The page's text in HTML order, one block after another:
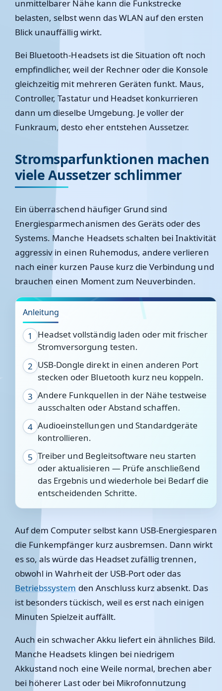
unmittelbarer Nähe kann die Funkstrecke
belasten, selbst wenn das WLAN auf den ersten
Blick unauffällig wirkt.
Bei Bluetooth-Headsets ist die Situation oft noch
empfindlicher, weil der Rechner oder die Konsole
gleichzeitig mit mehreren Geräten funkt. Maus,
Controller, Tastatur und Headset konkurrieren
dann um dieselbe Umgebung. Je voller der
Funkraum, desto eher entstehen Aussetzer.
Stromsparfunktionen machen
viele Aussetzer schlimmer
Ein überraschend häufiger Grund sind
Energiesparmechanismen des Geräts oder des
Systems. Manche Headsets schalten bei Inaktivität
aggressiv in einen Ruhemodus, andere verlieren
nach einer kurzen Pause kurz die Verbindung und
brauchen einen Moment zum Neuverbinden.
Anleitung
1
Headset vollständig laden oder mit frischer
Stromversorgung testen.
2 USB-Dongle direkt in einen anderen Port
stecken oder Bluetooth kurz neu koppeln.
3 Andere Funkquellen in der Nähe testweise
ausschalten oder Abstand schaffen.
4 Audioeinstellungen und Standardgeräte
kontrollieren.
5 Treiber und Begleitsoftware neu starten
oder aktualisieren — Prüfe anschließend
das Ergebnis und wiederhole bei Bedarf die
entscheidenden Schritte.
Auf dem Computer selbst kann USB-Energiesparen
die Funkempfänger kurz ausbremsen. Dann wirkt
es so, als würde das Headset zufällig trennen,
obwohl in Wahrheit der USB-Port oder das
Betriebssystem den Anschluss kurz absenkt. Das
ist besonders tückisch, weil es erst nach einigen
Minuten Spielzeit auffällt.
Auch ein schwacher Akku liefert ein ähnliches Bild.
Manche Headsets klingen bei niedrigem
Akkustand noch eine Weile normal, brechen aber
bei höherer Last oder bei Mikrofonnutzung